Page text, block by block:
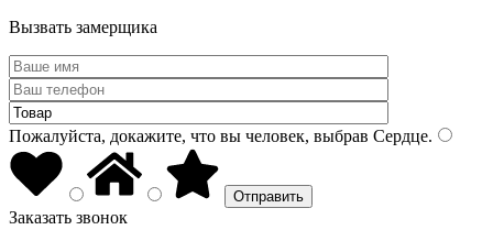
Вызвать замерщика
Пожалуйста, докажите, что вы человек, выбрав Сердце.
Заказать звонок